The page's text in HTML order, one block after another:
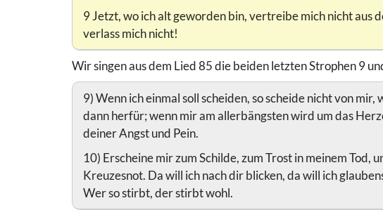
9 Jetzt, wo ich alt geworden bin, vertreibe mich nicht aus
verlass mich nicht!
Wir singen aus dem Lied 85 die beiden letzten Strophen 9
9) Wenn ich einmal soll scheiden, so scheide nicht von
dann herfür; wenn mir am allerbängsten wird um das
deiner Angst und Pein.
10) Erscheine mir zum Schilde, zum Trost in meinem Tod,
Kreuzesnot. Da will ich nach dir blicken, da will ich
Wer so stirbt, der stirbt wohl.